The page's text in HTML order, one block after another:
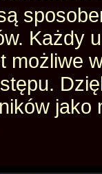
Każdy
możliwe